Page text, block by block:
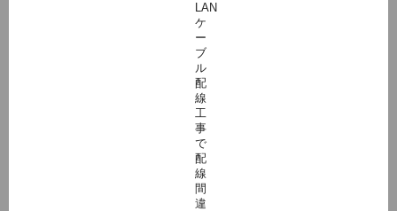
LAN
ケ
ー
ブ
ル
配
線
工
事
で
配
線
間
違